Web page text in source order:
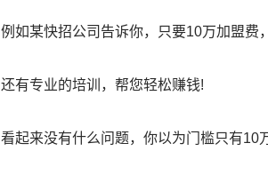
例如某快招公司告诉你，只要10万加盟费
还有专业的培训，帮您轻松赚钱!
看起来没有什么问题，你以为门槛只有10